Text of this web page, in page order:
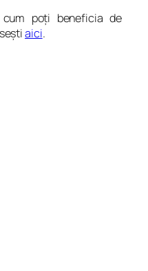
poți beneficia de
aici.